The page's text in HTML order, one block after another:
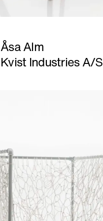
Åsa Alm
Kvist Industries A/S